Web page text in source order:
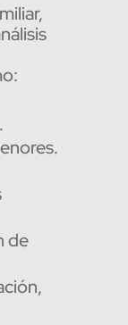
de